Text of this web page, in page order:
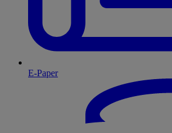
E-Paper